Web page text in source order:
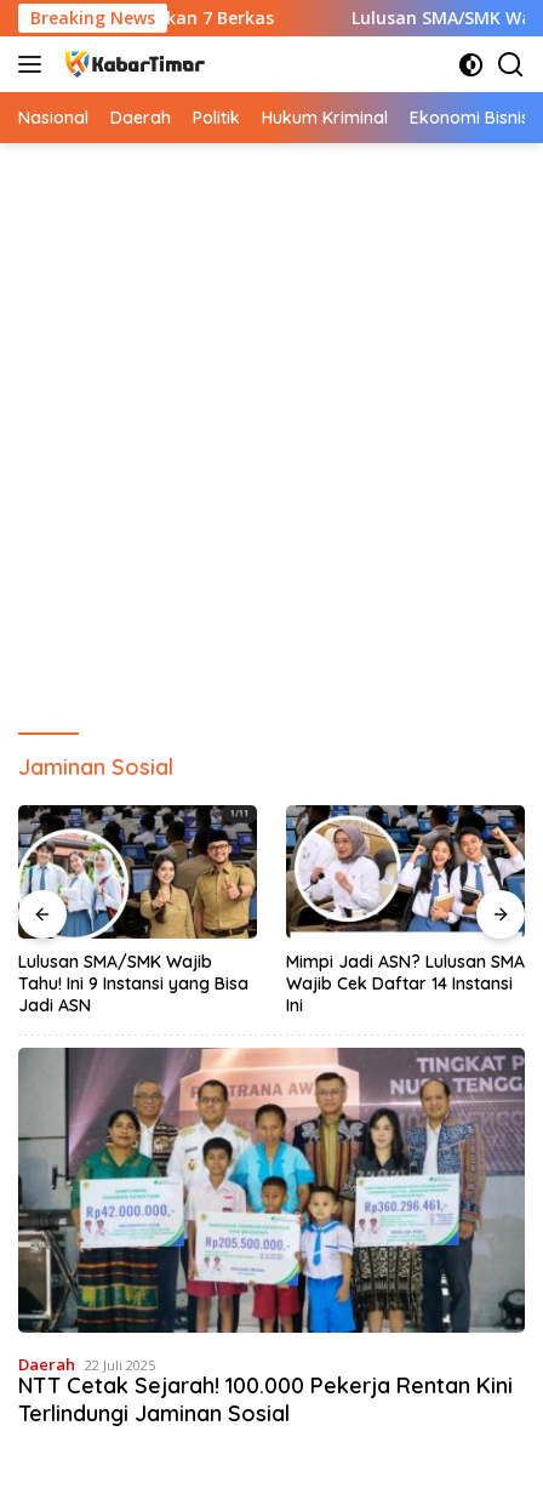
Langsung
ke
konten
Breaking News
Wajib Siapkan 7 Berkas Lulusan SMA/SMK Wajib
Nasional Daerah Politik Hukum Kriminal Ekonomi Bisnis
Jaminan Sosial
Lulusan SMA/SMK Wajib
Tahu! Ini 9 Instansi yang Bisa
Jadi ASN
Mimpi Jadi ASN? Lulusan SMA
Wajib Cek Daftar 14 Instansi
Ini
Daerah 22 Juli 2025
NTT Cetak Sejarah! 100.000 Pekerja Rentan Kini
Terlindungi Jaminan Sosial